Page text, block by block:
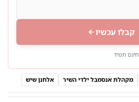
קבלו עכשיו
חינם תמיד
מקהלת אנסמבל ילדי השיר אלחנן שיש